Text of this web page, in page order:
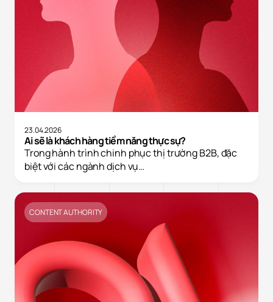
23.04.2026
Ai sẽ là khách hàng tiềm năng thực sự?
Trong hành trình chinh phục thị trường B2B, đặc
biệt với các ngành dịch vụ…
CONTENT AUTHORITY